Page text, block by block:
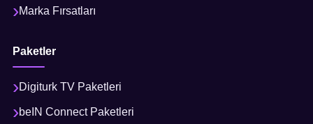
Marka Fırsatları
Paketler
Digiturk TV Paketleri
beIN Connect Paketleri